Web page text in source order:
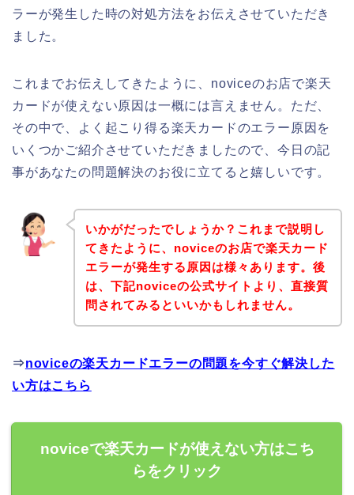
ラーが発生した時の対処方法をお伝えさせていただき
ました。
これまでお伝えしてきたように、noviceのお店で楽天
カードが使えない原因は一概には言えません。ただ、
その中で、よく起こり得る楽天カードのエラー原因を
いくつかご紹介させていただきましたので、今日の記
事があなたの問題解決のお役に立てると嬉しいです。
いかがだったでしょうか？これまで説明し
てきたように、noviceのお店で楽天カード
エラーが発生する原因は様々あります。後
は、下記noviceの公式サイトより、直接質
問されてみるといいかもしれません。
⇒noviceの楽天カードエラーの問題を今すぐ解決した
い方はこちら
noviceで楽天カードが使えない方はこち
らをクリック